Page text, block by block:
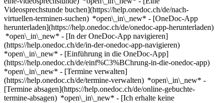
Videosprechstunde buchen](https://help.onedoc.ch/de/nach-
virtuellen-terminen-suchen) *open\_in\_new* - [OneDoc-App
herunterladen](https://help.onedoc.ch/de/onedoc-app-herunterladen)
*open\_in\_new* - [In der OneDoc-App navigieren]
(https://help.onedoc.ch/de/in-der-onedoc-app-navigieren)
*open\_in\_new* - [Einführung in die OneDoc-App]
(https://help.onedoc.ch/de/einf%C3%BChrung-in-die-onedoc-app)
*open\_in\_new* - [Termine verwalten](https://help.onedoc.ch/de/termine-verwalten) *open\_in\_new* - [Termine absagen](https://help.onedoc.ch/de/online-gebuchte-termine-absagen) *open\_in\_new* - [Ich erhalte keine Terminbestätigung](https://help.onedoc.ch/de/ich-erhalte-keine-terminbest%C3%A4tigung) *open\_in\_new* [Alle unsere Artikel anzeigen *open\_in\_new*](https://help.onedoc.ch/de/) *photo\_camera* # TopPharm Europaallee Apotheke ![Abzeichen, das ein verifiziertes Profil kennzeichnet](https://www.onedoc.ch/assets/images/icons/checkmark.svg) ## Apotheke Karte Vorstellung ![Patient mit Pluszeichen, der anzeigt, dass neue Patienten angenommen werden](https://www.onedoc.ch/assets/images/icons/new-patients.svg) ### Zugelassene Patienten TopPharm Europaallee Apotheke akzeptiert neue Patienten ![Aktenkoffer-Symbol, das die Fachgebiete der Fachperson ank\u00fcndigt](https://www.onedoc.ch/assets/images/icons/specialties.svg) ### Fachrichtungen Gesundheitsdienstleistungen der Apotheke Impfung [*arrow\_drop\_down*Mehr anzeigen](https://www.onedoc.ch) ![Standortmarker, der Karte und Zugangsinformationen zur Praxis anzeigt](https://www.onedoc.ch/assets/images/icons/map.svg) ### Karte und Anreiseinformationen #### TopPharm Europaallee Apotheke Europaallee 11 8004 Zürich #### Öffnungszeiten Derzeit geschlossen - Öffnet um 07:30 *expand\_more* Montag: 07:30 - 19:00 Dienstag: 07:30 - 19:00 Mittwoch: 07:30 - 19:00 Donnerstag: 07:30 - 19:00 Freitag: 07:30 - 19:00 Samstag: 09:00 - 18:00 Sonntag: Geschlossen ![Dokument-Symbol, das die Vorstellung der Praxis ankündigt](https://www.onedoc.ch/assets/images/icons/presentation.svg) ### Vorstellung der Einrichtung __TopPharm Europaallee Apotheke__ Als Gesundheits-Coach sind wir immer da für Sie. Ohne Voranmeldung – ohne lange Wartezeit. Dafür mit einem ganzheitlichen Beratungsansatz, bei dem Sie im Mittelpunkt stehen. Für Sie bedeutet das eine gewissenhafte Gesundheitsberatung – in aller Ruhe. Neutral, einfühlsam und kompetent. Dafür sind wir da, dafür nehmen wir uns gerne Zeit. [*arrow\_drop\_down*Mehr anzeigen](https://www.onedoc.ch) [![TopPharm Europaallee Apotheke, Apotheke in Zürich](https://assets.onedoc.ch/images/entities/faf9a9e685ac525078ad3fe0ff3a652c5374e6894e56658dac9029df03dfd3af-small.jpg "TopPharm Europaallee Apotheke, Apotheke in Zürich")](https://assets.onedoc.ch/images/entities/faf9a9e685ac525078ad3fe0ff3a652c5374e6894e56658dac9029df03dfd3af.jpg) ![Sprechblasen-Symbol, das den FAQ-Bereich ank\u00fcndigt](https://www.onedoc.ch/assets/images/icons/faq.svg) ### FAQ *expand\_more* *keyboard\_arrow\_right* ## Wie lautet die Adresse von TopPharm Europaallee Apotheke? TopPharm Europaallee Apotheke empfängt Patienten hier: Europaallee 11, 8004 Zürich. * * * *keyboard\_arrow\_right* ## Wie sind die Öffnungszeiten von TopPharm Europaallee Apotheke? TopPharm Europaallee Apotheke ist geöffnet: - Am Montag von 07:30 bis 19:00 Uhr - Am Dienstag von 07:30 bis 19:00 Uhr - Am Mittwoch von 07:30 bis 19:00 Uhr - Am Donnerstag von 07:30 bis 19:00 Uhr - Am Freitag von 07:30 bis 19:00 Uhr - Am Samstag von 09:00 bis 18:00 Uhr - Am Sonntag geschlossen Uhr * * * *keyboard\_arrow\_right* ## Wie lautet die Telefonnummer von TopPharm Europaallee Apotheke? Die Telefonnummer von TopPharm Europaallee Apotheke lautet [044 810 20 00](tel:+41448102000). * * * *keyboard\_arrow\_right* ## Welche Fachrichtungen werden in TopPharm Europaallee Apotheke praktiziert? TopPharm Europaallee Apotheke bietet Beratungen/ Behandlungen in [Gesundheitsdienstleistungen der Apotheke](https://www.onedoc.ch/de/gesundheitsdienstleistungen-der-apotheke/zurich) und [Impfung](https://www.onedoc.ch/de/impfzentrum/zurich) an. * * * *keyboard\_arrow\_right* ## Nimmt TopPharm Europaallee Apotheke neue Patienten auf? Ja, TopPharm Europaallee Apotheke nimmt neue Patienten an. Um einen Termin zu vereinbaren, können neue Patienten einfach online über OneDoc buchen. * * * *keyboard\_arrow\_right* ## Welche Sprachen werden in TopPharm Europaallee Apotheke gesprochen? TopPharm Europaallee Apotheke bietet Beratungen/ Behandlungen in Deutsch, Spanisch, Französisch, Englisch, Italienisch, Serbisch und Persisch an. 1. [OneDoc](https://www.onedoc.ch/de/)/ 2. [Apotheke](https://www.onedoc.ch/de/apotheke)/ 3. [Kanton Zürich](https://www.onedoc.ch/de/apotheke/kanton-zurich)/ 4. [Zürich](https://www.onedoc.ch/de/apotheke/zurich)/ 5. TopPharm Europaallee Apotheke ### Termin buchen bei TopPharm Europaallee Apotheke Füllen Sie die folgenden Felder aus 1 Fachrichtung Wählen Sie eine Fachrichtung * * * *touch\_app* Wählen Sie einen Termin *chevron\_left* Mi. 05 Aug. *chevron\_right* Mehr Termine anzeigen Zeitfenster Termin buchen ### Laden Sie die OneDoc-App herunter Buchen Sie online einen Termin bei einem Arzt, Zahnarzt oder Therapeuten in Ihrer Nähe in der Schweiz. Mit der OneDoc-App können Sie alle Ihre medizinischen Termine von Ihrem Handy aus verwalten, jederzeit und überall. ![QR-Code, der zum Apple App Store oder Google Play leitet, um die OneDoc Patienten-App zu laden](https://www.onedoc.ch/assets/images/download-app-qr.jpeg) Scannen Sie den QR-Code, um die App herunterzuladen [![Laden Sie unsere App im App Store herunter!](https://www.onedoc.ch/assets/images/app-store-badge-de.svg)](https://apps.apple.com/ch/app/onedoc/id1592376413?l=fr)[![Laden Sie unsere App im Google Play Store herunter!](https://www.onedoc.ch/assets/images/google-play-badge-de.png)](https://play.google.com/store/apps/details?id=ch.onedoc.patient&hl=fr-CH) *keyboard\_arrow\_right* ## Verwandte Suchbegriffe [Impfzentrum in Zürich](https://www.onedoc.ch/de/impfzentrum/zurich)[Gesundheitsdienstleistungen der Apotheke in Zürich](https://www.onedoc.ch/de/gesundheitsdienstleistungen-der-apotheke/zurich)[Gesundheitsdienstleistungen der Apotheke in Winterthur](https://www.onedoc.ch/de/gesundheitsdienstleistungen-der-apotheke/winterthur)[Impfzentrum in Winterthur](https://www.onedoc.ch/de/impfzentrum/winterthur)[Impfzentrum in Zug](https://www.onedoc.ch/de/impfzentrum/zug)[Impfzentrum in Aarau](https://www.onedoc.ch/de/impfzentrum/aarau)[Impfzentrum in Luzern](https://www.onedoc.ch/de/impfzentrum/luzern)[Gesundheitsdienstleistungen der Apotheke in Luzern](https://www.onedoc.ch/de/gesundheitsdienstleistungen-der-apotheke/luzern)[Gesundheitsdienstleistungen der Apotheke in Niederglatt ZH](https://www.onedoc.ch/de/gesundheitsdienstleistungen-der-apotheke/niederglatt?state=ZH)[Gesundheitsdienstleistungen der Apotheke in Rapperswil-Jona](https://www.onedoc.ch/de/gesundheitsdienstleistungen-der-apotheke/rapperswil-jona)[Gesundheitsdienstleistungen der Apotheke in Kriens](https://www.onedoc.ch/de/gesundheitsdienstleistungen-der-apotheke/kriens)[Impfzentrum in Rapperswil-Jona](https://www.onedoc.ch/de/impfzentrum/rapperswil-jona)[Impfzentrum in Kriens](https://www.onedoc.ch/de/impfzentrum/kriens)[Impfzentrum in Wallisellen](https://www.onedoc.ch/de/impfzentrum/wallisellen)[Gesundheitsdienstleistungen der Apotheke in Wallisellen](https://www.onedoc.ch/de/gesundheitsdienstleistungen-der-apotheke/wallisellen)[Impfzentrum in Dübendorf](https://www.onedoc.ch/de/impfzentrum/dubendorf)[Impfzentrum in Oftringen](https://www.onedoc.ch/de/impfzentrum/oftringen)[Impfzentrum in Opfikon](https://www.onedoc.ch/de/impfzentrum/opfikon)[Impfzentrum in Baden](https://www.onedoc.ch/de/impfzentrum/baden)[Impfzentrum in Muri](https://www.onedoc.ch/de/impfzentrum/muri)[Impfzentrum in Dietikon](https://www.onedoc.ch/de/impfzentrum/dietikon) *keyboard\_arrow\_right* ## Beliebte Suchbegriffe [Apotheke in Zürich](https://www.onedoc.ch/de/apotheke/zurich)[Apotheke in Winterthur](https://www.onedoc.ch/de/apotheke/winterthur)[Apotheke in Wallisellen](https://www.onedoc.ch/de/apotheke/wallisellen)[Apotheke in Dübendorf](https://www.onedoc.ch/de/apotheke/dubendorf)[Apotheke in Bülach](https://www.onedoc.ch/de/apotheke/bulach)[Apotheke in Dietikon](https://www.onedoc.ch/de/apotheke/dietikon)[Apotheke in Volketswil](https://www.onedoc.ch/de/apotheke/volketswil)[Apotheke in Meilen](https://www.onedoc.ch/de/apotheke/meilen)[Apotheke in Opfikon](https://www.onedoc.ch/de/apotheke/opfikon)[Apotheke in Affoltern am Albis](https://www.onedoc.ch/de/apotheke/affoltern-am-albis)[Apotheke in Uster](https://www.onedoc.ch/de/apotheke/uster)[Apotheke in Regensdorf](https://www.onedoc.ch/de/apotheke/regensdorf)[Apotheke in Bachenbülach](https://www.onedoc.ch/de/apotheke/bachenbulach)[Apotheke in Zumikon](https://www.onedoc.ch/de/apotheke/zumikon)[Apotheke in Adliswil](https://www.onedoc.ch/de/apotheke/adliswil)[Apotheke in Rümlang](https://www.onedoc.ch/de/apotheke/rumlang)[Apotheke in Dietlikon](https://www.onedoc.ch/de/apotheke/dietlikon)[Apotheke in Oberengstringen](https://www.onedoc.ch/de/apotheke/oberengstringen)[Apotheke in Urdorf](https://www.onedoc.ch/de/apotheke/urdorf)[Apotheke in Erlenbach](https://www.onedoc.ch/de/apotheke/erlenbach)[Apotheke in Reutlingen](https://www.onedoc.ch/de/apotheke/reutlingen) *keyboard\_arrow\_right* ## Verzeichnis der Einrichtungen [Medizinische Praxis](https://www.onedoc.ch/de/medizinische-praxis)[Medizinisches Zentrum](https://www.onedoc.ch/de/medizinisches-zentrum)[Gruppenpraxis](https://www.onedoc.ch/de/gruppenpraxis)[Zahnarztpraxis](https://www.onedoc.ch/de/zahnarztpraxis)[Apotheke](https://www.onedoc.ch/de/apotheke)[Osteopathiepraxis](https://www.onedoc.ch/de/osteopathiepraxis)[Physiotherapiepraxis](https://www.onedoc.ch/de/physiotherapiepraxis)[Medizinische Gruppe](https://www.onedoc.ch/de/medizinische-gruppe)[Zahnklinik](https://www.onedoc.ch/de/zahnklinik)[Gesundheitszentrum](https://www.onedoc.ch/de/gesundheitszentrum)[Optikgeschäft](https://www.onedoc.ch/de/optikgeschaft)[Hörzentrum](https://www.onedoc.ch/de/horzentrum)[Klinik](https://www.onedoc.ch/de/klinik)[Spital](https://www.onedoc.ch/de/spital)[Medizinisches und Zahnmedizinisches Zentrum](https://www.onedoc.ch/de/medizinisches-und-